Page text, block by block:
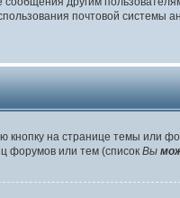
почтовой
на странице темы или
форумов или тем (список Вы